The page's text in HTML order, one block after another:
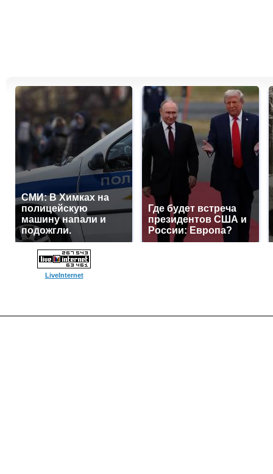
СМИ: В Химках на
полицейскую
машину напали и
подожгли.
Где будет встреча
президентов США и
России: Европа?
LiveInternet